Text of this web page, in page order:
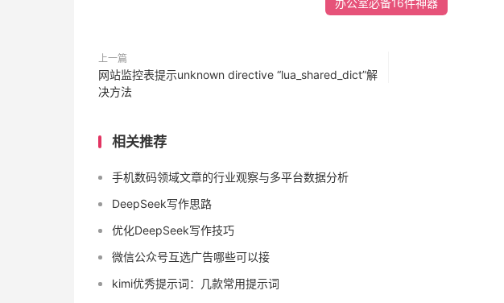
上一篇
网站监控表提示unknown directive “lua_shared_dict”解
决方法
相关推荐
手机数码领域文章的行业观察与多平台数据分析
DeepSeek写作思路
优化DeepSeek写作技巧
微信公众号互选广告哪些可以接
kimi优秀提示词：几款常用提示词